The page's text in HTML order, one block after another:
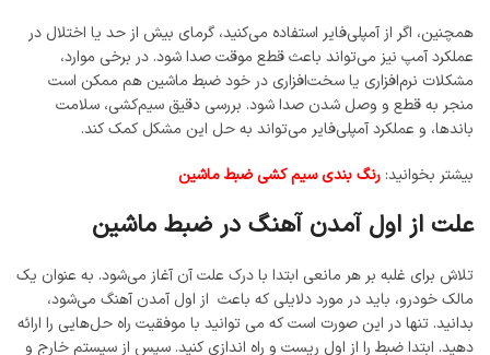
همچنین، اگر از آمپلی‌فایر استفاده می‌کنید، گرمای بیش از حد یا اختلال در
عملکرد آمپ نیز می‌تواند باعث قطع موقت صدا شود. در برخی موارد،
مشکلات نرم‌افزاری یا سخت‌افزاری در خود ضبط ماشین هم ممکن است
منجر به قطع و وصل شدن صدا شود. بررسی دقیق سیم‌کشی، سلامت
باندها، و عملکرد آمپلی‌فایر می‌تواند به حل این مشکل کمک کند.
بیشتر بخوانید: رنگ بندی سیم کشی ضبط ماشین
علت از اول آمدن آهنگ در ضبط ماشین
تلاش برای غلبه بر هر مانعی ابتدا با درک علت آن آغاز می‌شود. به عنوان یک
مالک خودرو، باید در مورد دلایلی که باعث از اول آمدن آهنگ می‌شود،
بدانید. تنها در این صورت است که می توانید با موفقیت راه حل‌هایی را ارائه
دهید. ابتدا ضبط را از اول ریست و راه اندازی کنید. سپس از سیستم خارج و